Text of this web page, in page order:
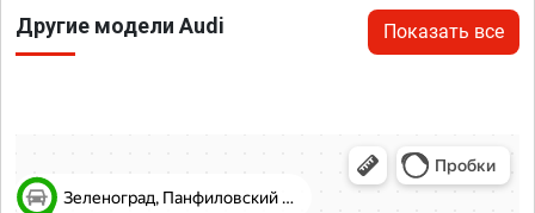
Другие модели Audi Показать все